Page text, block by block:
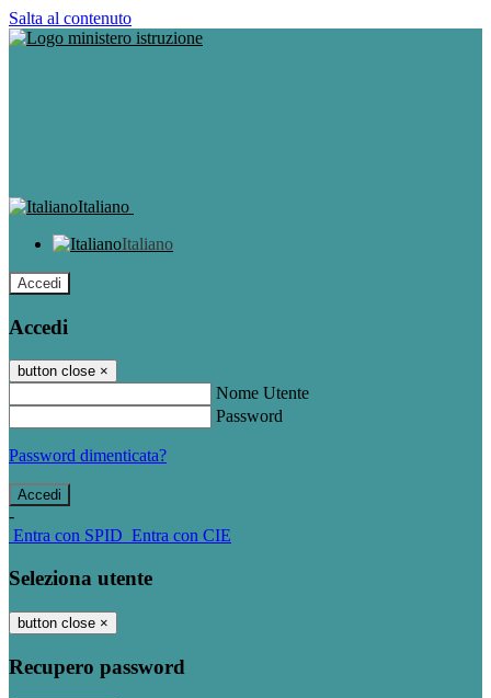
Salta al contenuto
Italiano
Italiano
Accedi
Accedi
button close ×
Nome Utente
Password
Password dimenticata?
-
Entra con SPID Entra con CIE
Seleziona utente
button close ×
Recupero password